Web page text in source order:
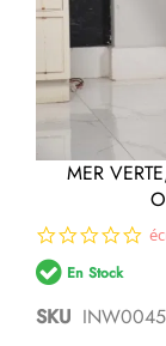
Passer
de
la
Galerie
d’images
MER
0.0
En Stock
SKU INW0045